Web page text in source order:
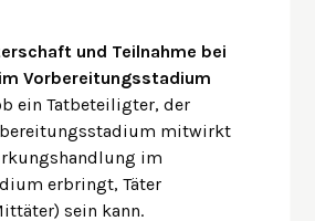
und Teilnahme bei
Vorbereitungsstadium
ein Tatbeteiligter, der
mitwirkt
im
erbringt, Täter
sein kann.